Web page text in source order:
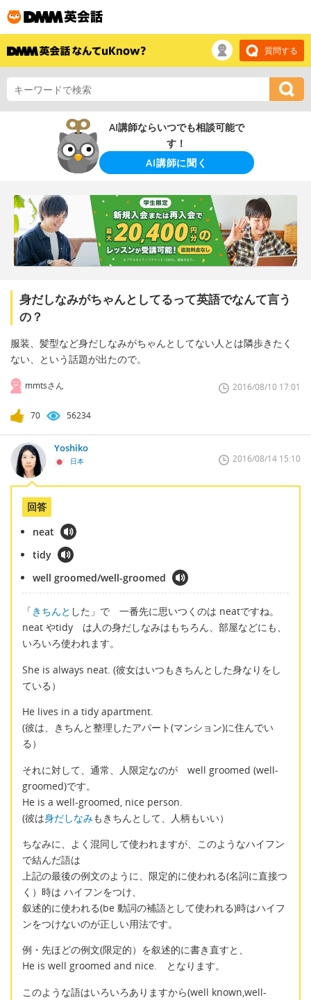
質問する
AI講師ならいつでも相談可能で
す！
AI講師に聞く
身だしなみがちゃんとしてるって英語でなんて言う
の？
服装、髪型など身だしなみがちゃんとしてない人とは隣歩きたく
ない、という話題が出たので。
mmtsさん 2016/08/10 17:01
70 56234
Yoshiko
日本 2016/08/14 15:10
回答
neat
tidy
well groomed/well-groomed
「きちんと した」で 一番先に思いつくのは neatですね。
neat やtidy は人の身だしなみはもちろん、部屋などにも、
いろいろ使われます。
She is always neat. (彼女はいつもきちんとした身なりをし
ている）
He lives in a tidy apartment.
(彼は、きちんと整理したアパート(マンション)に住んでい
る）
それに対して、通常、人限定なのが well groomed (well-
groomed)です。
He is a well-groomed, nice person.
(彼は身だしなみもきちんとして、人柄もいい）
ちなみに、よく混同して使われますが、このようなハイフン
で結んだ語は
上記の最後の例文のように、限定的に使われる(名詞に直接つ
く）時は ハイフンをつけ、
叙述的に使われる(be 動詞の補語として使われる)時はハイフ
ンをつけないのが正しい用法です。
例・先ほどの例文(限定的）を叙述的に書き直すと、
He is well groomed and nice. となります。
このような語はいろいろありますから(well known,well-